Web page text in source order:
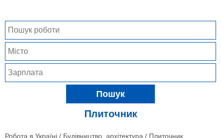
Пошук
Плиточник
Робота в Україні / Будівництво, архітектура / Плиточник